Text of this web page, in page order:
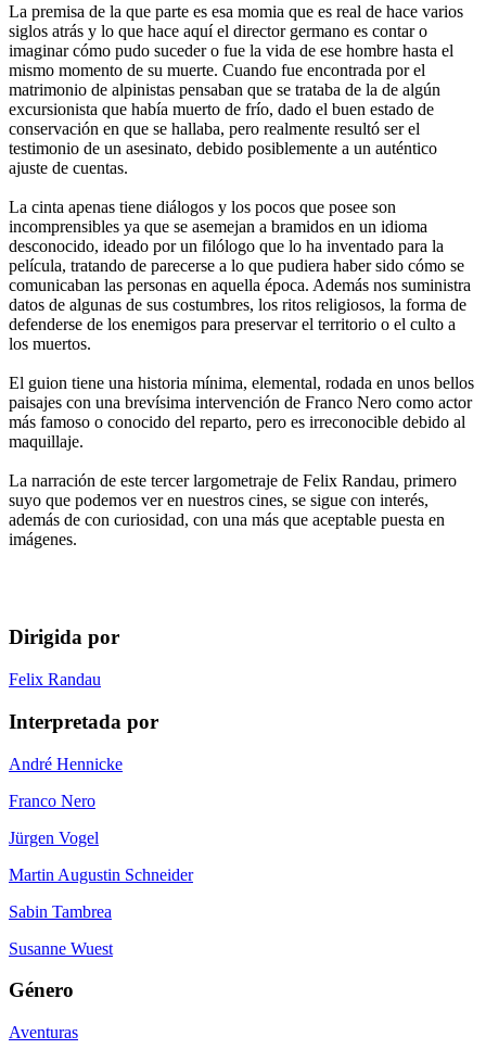
La premisa de la que parte es esa momia que es real de hace varios
siglos atrás y lo que hace aquí el director germano es contar o
imaginar cómo pudo suceder o fue la vida de ese hombre hasta el
mismo momento de su muerte. Cuando fue encontrada por el
matrimonio de alpinistas pensaban que se trataba de la de algún
excursionista que había muerto de frío, dado el buen estado de
conservación en que se hallaba, pero realmente resultó ser el
testimonio de un asesinato, debido posiblemente a un auténtico
ajuste de cuentas.
La cinta apenas tiene diálogos y los pocos que posee son
incomprensibles ya que se asemejan a bramidos en un idioma
desconocido, ideado por un filólogo que lo ha inventado para la
película, tratando de parecerse a lo que pudiera haber sido cómo se
comunicaban las personas en aquella época. Además nos suministra
datos de algunas de sus costumbres, los ritos religiosos, la forma de
defenderse de los enemigos para preservar el territorio o el culto a
los muertos.
El guion tiene una historia mínima, elemental, rodada en unos bellos
paisajes con una brevísima intervención de Franco Nero como actor
más famoso o conocido del reparto, pero es irreconocible debido al
maquillaje.
La narración de este tercer largometraje de Felix Randau, primero
suyo que podemos ver en nuestros cines, se sigue con interés,
además de con curiosidad, con una más que aceptable puesta en
imágenes.
Dirigida por
Felix Randau
Interpretada por
André Hennicke
Franco Nero
Jürgen Vogel
Martin Augustin Schneider
Sabin Tambrea
Susanne Wuest
Género
Aventuras